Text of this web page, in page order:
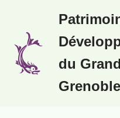
au
contenu
du Grand
Grenoble